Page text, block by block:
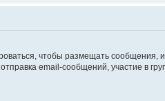
чтобы размещать сообщения,
email-сообщений, участие в